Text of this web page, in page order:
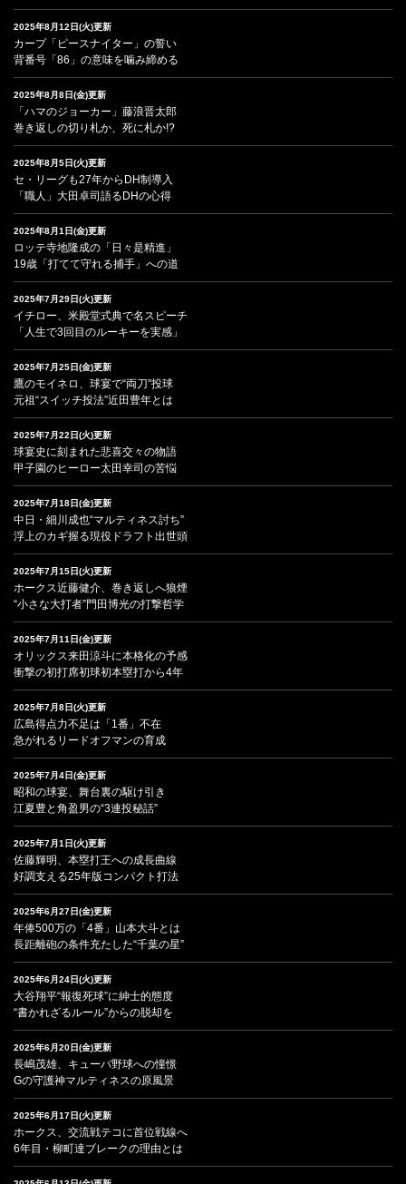
2025年8月12日(火)更新
カープ「ピースナイター」の誓い
背番号「86」の意味を噛み締める
2025年8月8日(金)更新
「ハマのジョーカー」藤浪晋太郎
巻き返しの切り札か、死に札か!?
2025年8月5日(火)更新
セ・リーグも27年からDH制導入
「職人」大田卓司語るDHの心得
2025年8月1日(金)更新
ロッテ寺地隆成の「日々是精進」
19歳「打てて守れる捕手」への道
2025年7月29日(火)更新
イチロー、米殿堂式典で名スピーチ
「人生で3回目のルーキーを実感」
2025年7月25日(金)更新
鷹のモイネロ、球宴で“両刀”投球
元祖“スイッチ投法”近田豊年とは
2025年7月22日(火)更新
球宴史に刻まれた悲喜交々の物語
甲子園のヒーロー太田幸司の苦悩
2025年7月18日(金)更新
中日・細川成也“マルティネス討ち”
浮上のカギ握る現役ドラフト出世頭
2025年7月15日(火)更新
ホークス近藤健介、巻き返しへ狼煙
“小さな大打者”門田博光の打撃哲学
2025年7月11日(金)更新
オリックス来田涼斗に本格化の予感
衝撃の初打席初球初本塁打から4年
2025年7月8日(火)更新
広島得点力不足は「1番」不在
急がれるリードオフマンの育成
2025年7月4日(金)更新
昭和の球宴、舞台裏の駆け引き
江夏豊と角盈男の“3連投秘話”
2025年7月1日(火)更新
佐藤輝明、本塁打王への成長曲線
好調支える25年版コンパクト打法
2025年6月27日(金)更新
年俸500万の「4番」山本大斗とは
長距離砲の条件充たした“千葉の星”
2025年6月24日(火)更新
大谷翔平“報復死球”に紳士的態度
“書かれざるルール”からの脱却を
2025年6月20日(金)更新
長嶋茂雄、キューバ野球への憧憬
Gの守護神マルティネスの原風景
2025年6月17日(火)更新
ホークス、交流戦テコに首位戦線へ
6年目・柳町達ブレークの理由とは